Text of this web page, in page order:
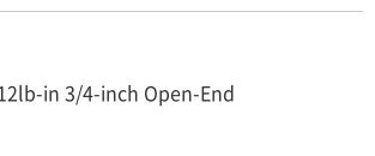
in 3/4-inch Open-End